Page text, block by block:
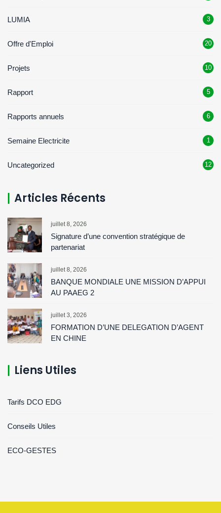
LUMIA 3
Offre d'Emploi 20
Projets 10
Rapport 5
Rapports annuels 6
Semaine Electricite 1
Uncategorized 12
Articles Récents
juillet 8, 2026
Signature d’une convention stratégique de
partenariat
juillet 8, 2026
BANQUE MONDIALE UNE MISSION D’APPUI
AU PAAEG 2
juillet 3, 2026
FORMATION D’UNE DELEGATION D’AGENT
EN CHINE
Liens Utiles
Tarifs DCO EDG
Conseils Utiles
ECO-GESTES